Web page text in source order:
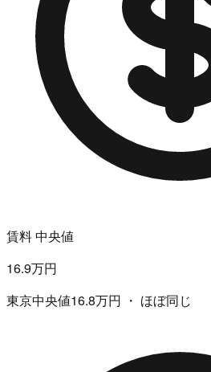
賃料 中央値
16.9万円
東京中央値16.8万円 ・ ほぼ同じ